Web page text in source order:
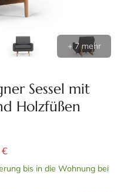
+ 7 mehr
Sessel mit
Holzfüßen
€
bis in die Wohnung bei